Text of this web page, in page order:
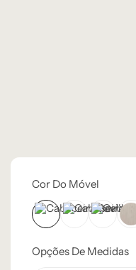
Cor Do Móvel
CastanhoChampanhe
Ébano
Opções De Medidas